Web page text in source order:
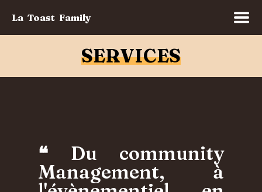
La Toast Family
SERVICES
❝ Du community
Management, à